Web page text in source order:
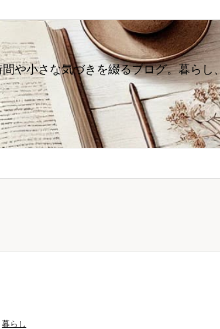
や小さな気づきを綴るブログ。暮ら
暮らし